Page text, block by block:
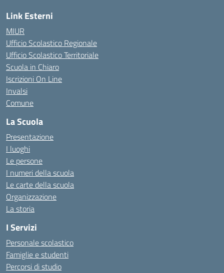
Link Esterni
MIUR
Ufficio Scolastico Regionale
Ufficio Scolastico Territoriale
Scuola in Chiaro
Iscrizioni On Line
Invalsi
Comune
La Scuola
Presentazione
I luoghi
Le persone
I numeri della scuola
Le carte della scuola
Organizzazione
La storia
I Servizi
Personale scolastico
Famiglie e studenti
Percorsi di studio